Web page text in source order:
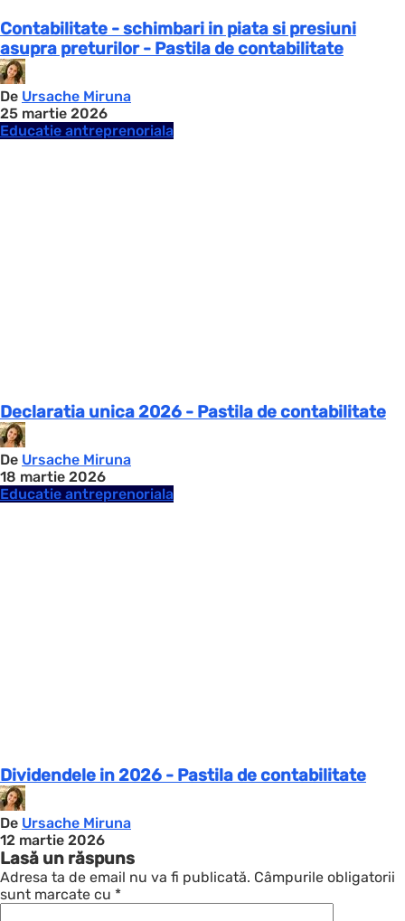
Contabilitate - schimbari in piata si presiuni
asupra preturilor - Pastila de contabilitate
De Ursache Miruna
25 martie 2026
Educatie antreprenoriala
Declaratia unica 2026 - Pastila de contabilitate
De Ursache Miruna
18 martie 2026
Educatie antreprenoriala
Dividendele in 2026 - Pastila de contabilitate
De Ursache Miruna
12 martie 2026
Lasă un răspuns
Adresa ta de email nu va fi publicată. Câmpurile obligatorii
sunt marcate cu *